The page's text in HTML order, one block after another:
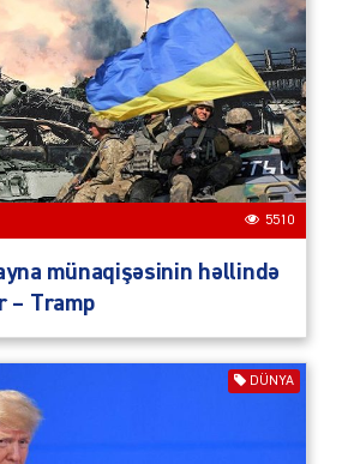
5510
münaqişəsinin həllində
– Tramp
DÜNYA